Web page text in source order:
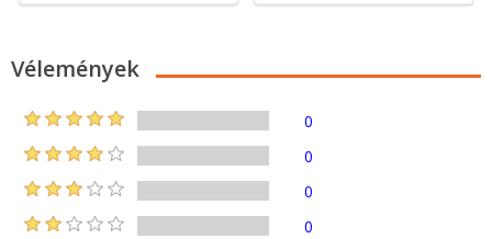
Vélemények
0
0
0
0